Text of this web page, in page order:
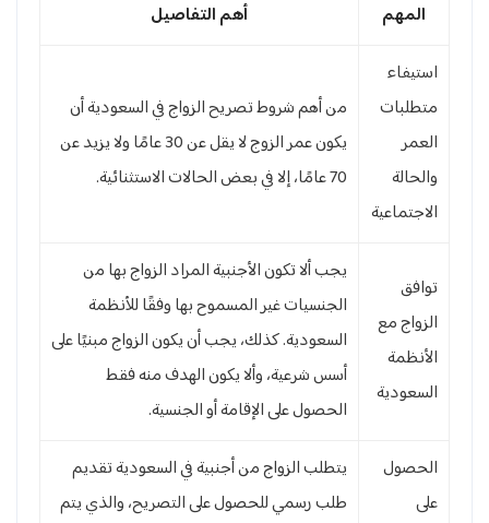
المهم
أهم التفاصيل
استيفاء
متطلبات
العمر
والحالة
الاجتماعية
من أهم شروط تصريح الزواج في السعودية أن
يكون عمر الزوج لا يقل عن 30 عامًا ولا يزيد عن
70 عامًا، إلا في بعض الحالات الاستثنائية.
توافق
الزواج مع
الأنظمة
السعودية
يجب ألا تكون الأجنبية المراد الزواج بها من
الجنسيات غير المسموح بها وفقًا للأنظمة
السعودية. كذلك، يجب أن يكون الزواج مبنيًا على
أسس شرعية، وألا يكون الهدف منه فقط
الحصول على الإقامة أو الجنسية.
الحصول
على
يتطلب الزواج من أجنبية في السعودية تقديم
طلب رسمي للحصول على التصريح، والذي يتم